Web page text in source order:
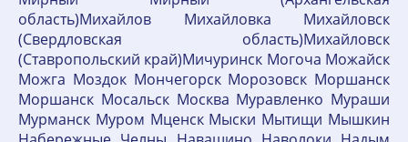
область)Михайлов Михайловка Михайловск
(Свердловская область)Михайловск
(Ставропольский край)Мичуринск Могоча Можайск
Можга Моздок Мончегорск Морозовск Моршанск
Моршанск Мосальск Москва Муравленко Мураши
Мурманск Муром Мценск Мыски Мытищи Мышкин